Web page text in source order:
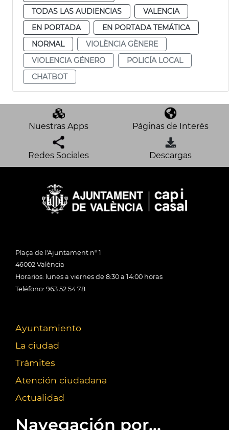
TODAS LAS AUDIENCIAS
VALENCIA
EN PORTADA
EN PORTADA TEMÁTICA
NORMAL
VIOLÈNCIA GÈNERE
VIOLENCIA GÉNERO
POLICÍA LOCAL
CHATBOT
Nuestras Apps Páginas de Interés
Redes Sociales Descargas
Plaça de l'Ajuntament nº 1
46002 València
Horarios: lunes a viernes de 8:30 a 14:00 horas
Teléfono: 963 52 54 78
Ayuntamiento
La ciudad
Trámites
Atención ciudadana
Actualidad
Navegación por...